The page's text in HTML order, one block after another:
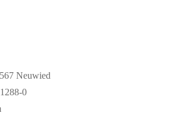
Neuwied
0